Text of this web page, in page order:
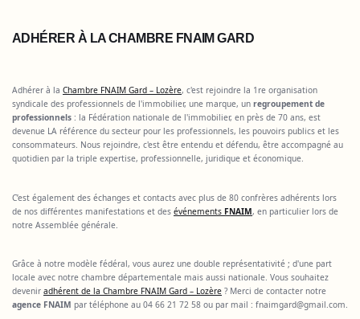
ADHÉRER À LA CHAMBRE FNAIM GARD
Adhérer à la Chambre FNAIM Gard – Lozère, c'est rejoindre la 1re organisation
syndicale des professionnels de l'immobilier, une marque, un regroupement de
professionnels : la Fédération nationale de l'immobilier, en près de 70 ans, est
devenue LA référence du secteur pour les professionnels, les pouvoirs publics et les
consommateurs. Nous rejoindre, c'est être entendu et défendu, être accompagné au
quotidien par la triple expertise, professionnelle, juridique et économique.
C’est également des échanges et contacts avec plus de 80 confrères adhérents lors
de nos différentes manifestations et des événements FNAIM, en particulier lors de
notre Assemblée générale.
Grâce à notre modèle fédéral, vous aurez une double représentativité ; d'une part
locale avec notre chambre départementale mais aussi nationale. Vous souhaitez
devenir adhérent de la Chambre FNAIM Gard – Lozère ? Merci de contacter notre
agence FNAIM par téléphone au 04 66 21 72 58 ou par mail : fnaimgard@gmail.com.